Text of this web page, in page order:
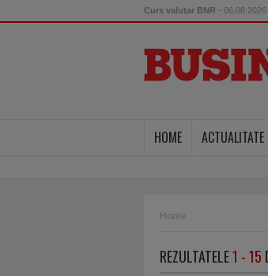
Curs valutar BNR - 06.08.2026
HOME ACTUALITATE
Home
REZULTATELE1 - 15